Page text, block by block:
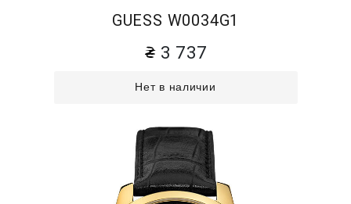
GUESS W0034G1
3 737
Нет в наличии